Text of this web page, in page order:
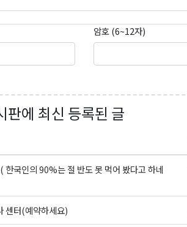
암호 (6~12자)
판에 최신 등록된 글
국인의 90%는 절 반도 못 먹어 봤다고 하네
센터(예약하세요)